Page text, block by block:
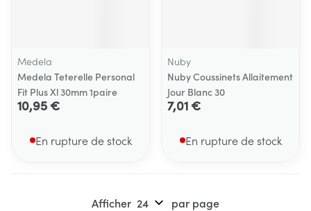
Medela
Medela Teterelle Personal
Fit Plus Xl 30mm 1paire
10,95 €
En rupture de stock
Nuby
Nuby Coussinets Allaitement
Jour Blanc 30
7,01 €
En rupture de stock
Afficher par page